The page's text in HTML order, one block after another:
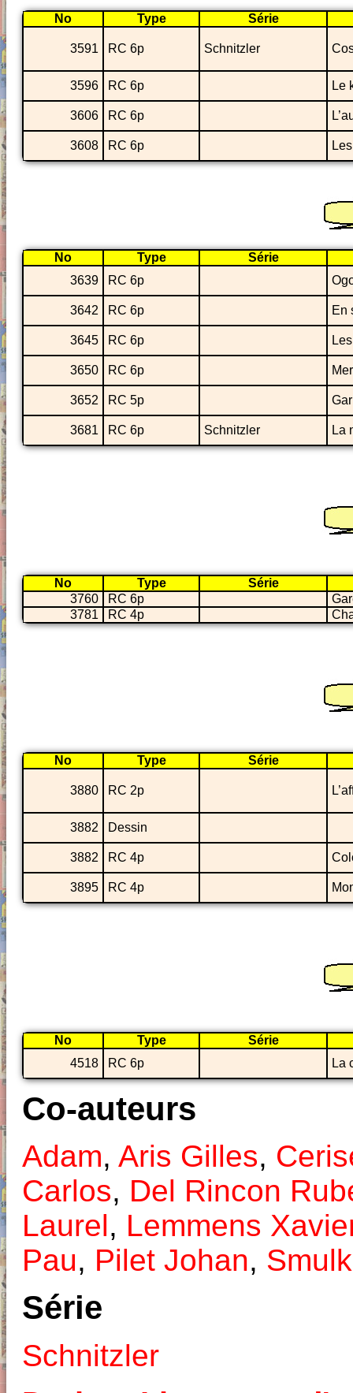
No Type Série
3591 RC 6p Schnitzler
3596 RC 6p Le
3606 RC 6p
3608 RC 6p
No Type
Série
3639
RC 6p
3642 RC 6p En
3645 RC 6p
3650 RC 6p
3652 RC 5p
3681 RC 6p Schnitzler La
No Type
Série
3760
RC 6p
3781
RC 4p
No Type Série
3880 RC 2p
3882 Dessin
3882 RC 4p
3895 RC 4p
No Type
Série
4518
RC 6p La
Co-auteurs
Adam, Aris Gilles,
Carlos, Del Rincon
Laurel, Lemmens
Pau, Pilet Johan,
Série
Schnitzler